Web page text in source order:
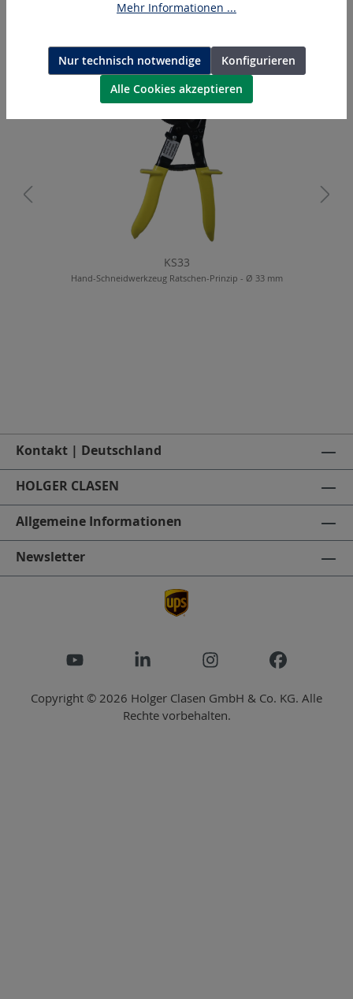
Produktgalerie überspringen
Ähnliche Artikel
KS33
Hand-Schneidwerkzeug Ratschen-Prinzip - Ø 33 mm
Kontakt | Deutschland
HOLGER CLASEN
Allgemeine Informationen
Newsletter
Copyright © 2026 Holger Clasen GmbH & Co. KG. Alle
Rechte vorbehalten.
Mehr Informationen ...
Nur technisch notwendige
Konfigurieren
Alle Cookies akzeptieren